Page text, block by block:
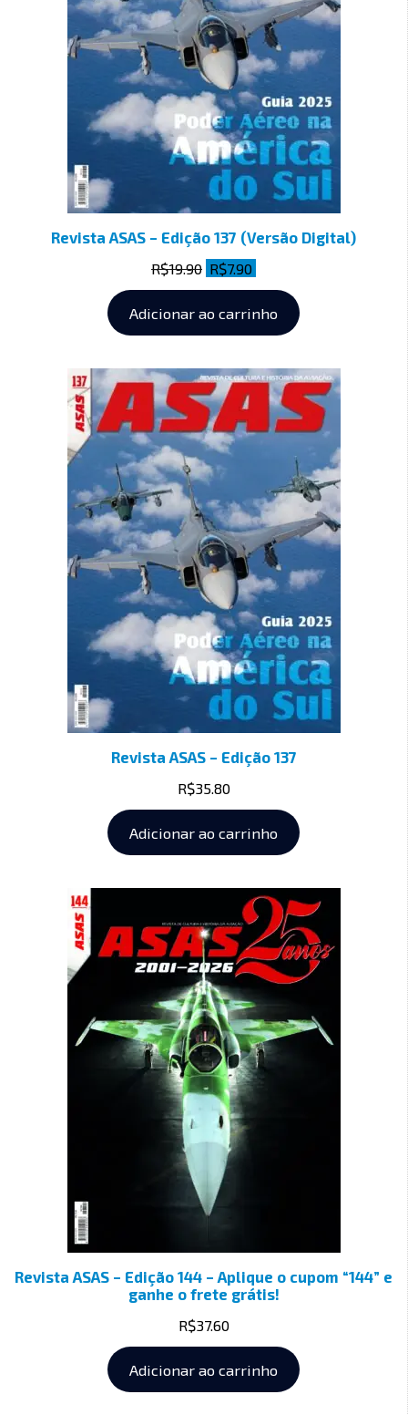
Revista ASAS – Edição 137 (Versão Digital)
R$19.90 R$7.90
Adicionar ao carrinho
Revista ASAS – Edição 137
R$35.80
Adicionar ao carrinho
Revista ASAS – Edição 144 – Aplique o cupom “144” e
ganhe o frete grátis!
R$37.60
Adicionar ao carrinho